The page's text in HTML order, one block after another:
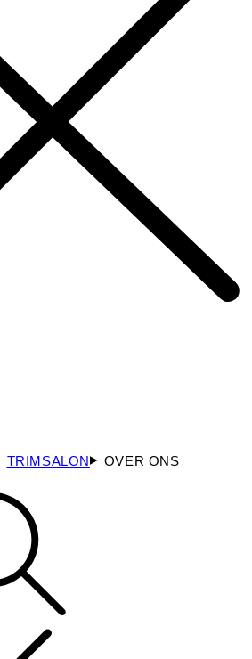
TRIMSALON
OVER ONS